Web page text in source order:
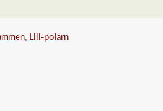
, Lill-polarn